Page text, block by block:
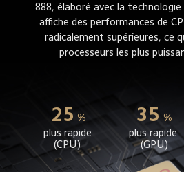
888, élaboré avec la technologie
affiche des performances de
radicalement supérieures, ce
processeurs les plus
25 %
plus rapide
(CPU)
35 %
plus rapide
(GPU)